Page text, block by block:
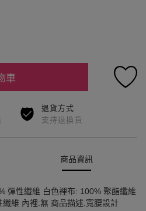
車
退貨方式
支持退換貨
商品資訊
彈性纖維 白色裡布: 100% 聚酯纖維
維 內裡:無 商品描述:寬腰設計